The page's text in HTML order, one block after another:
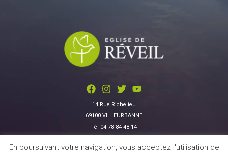
14 Rue Richelieu
69100 VILLEURBANNE
Tél 04 78 84 48 14
Données personnelles|Contactez-nous
En poursuivant votre navigation, vous acceptez l'utilisation de